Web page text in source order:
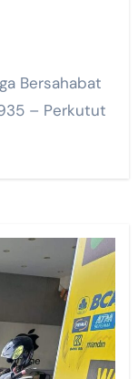
– Perkutut